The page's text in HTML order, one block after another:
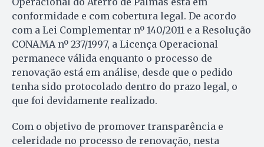
conformidade e com cobertura legal. De acordo
com a Lei Complementar nº 140/2011 e a Resolução
CONAMA nº 237/1997, a Licença Operacional
permanece válida enquanto o processo de
renovação está em análise, desde que o pedido
tenha sido protocolado dentro do prazo legal, o
que foi devidamente realizado.
Com o objetivo de promover transparência e
celeridade no processo de renovação, nesta